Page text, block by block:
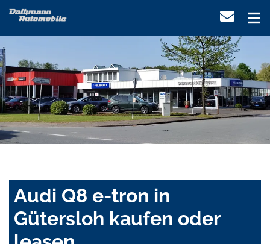
Audi Q8 e-tron in
Gütersloh kaufen oder